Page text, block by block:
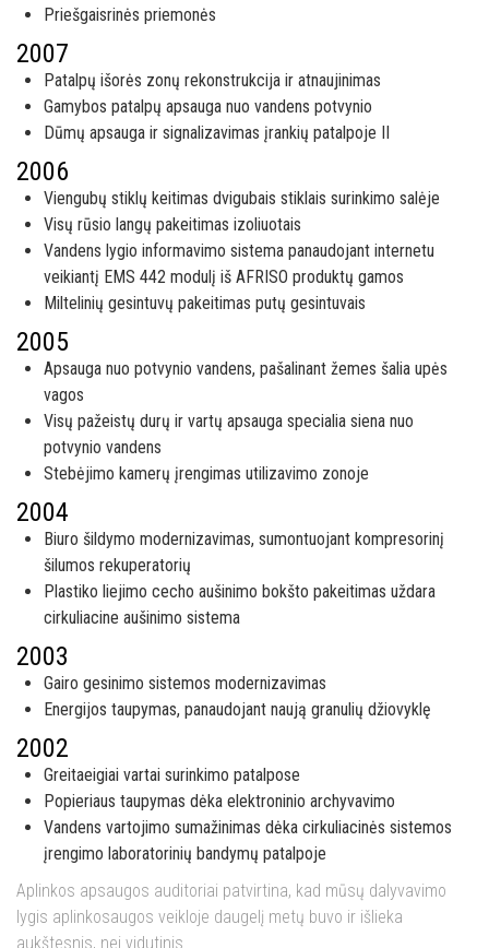
Priešgaisrinės priemonės
2007
Patalpų išorės zonų rekonstrukcija ir atnaujinimas
Gamybos patalpų apsauga nuo vandens potvynio
Dūmų apsauga ir signalizavimas įrankių patalpoje II
2006
Viengubų stiklų keitimas dvigubais stiklais surinkimo salėje
Visų rūsio langų pakeitimas izoliuotais
Vandens lygio informavimo sistema panaudojant internetu
veikiantį EMS 442 modulį iš AFRISO produktų gamos
Miltelinių gesintuvų pakeitimas putų gesintuvais
2005
Apsauga nuo potvynio vandens, pašalinant žemes šalia upės
vagos
Visų pažeistų durų ir vartų apsauga specialia siena nuo
potvynio vandens
Stebėjimo kamerų įrengimas utilizavimo zonoje
2004
Biuro šildymo modernizavimas, sumontuojant kompresorinį
šilumos rekuperatorių
Plastiko liejimo cecho aušinimo bokšto pakeitimas uždara
cirkuliacine aušinimo sistema
2003
Gairo gesinimo sistemos modernizavimas
Energijos taupymas, panaudojant naują granulių džiovyklę
2002
Greitaeigiai vartai surinkimo patalpose
Popieriaus taupymas dėka elektroninio archyvavimo
Vandens vartojimo sumažinimas dėka cirkuliacinės sistemos
įrengimo laboratorinių bandymų patalpoje
Aplinkos apsaugos auditoriai patvirtina, kad mūsų dalyvavimo
lygis aplinkosaugos veikloje daugelį metų buvo ir išlieka
aukštesnis, nei vidutinis.